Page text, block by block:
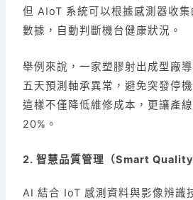
但 AIoT 系統可以根據感測器收
數據，自動判斷機台健康狀況。
舉例來說，一家塑膠射出成型廠
五天預測軸承異常，避免突發停
這樣不僅降低維修成本，更讓產
20%。
2. 智慧品質管理（Smart
AI 結合 IoT 感測資料與影像辨識